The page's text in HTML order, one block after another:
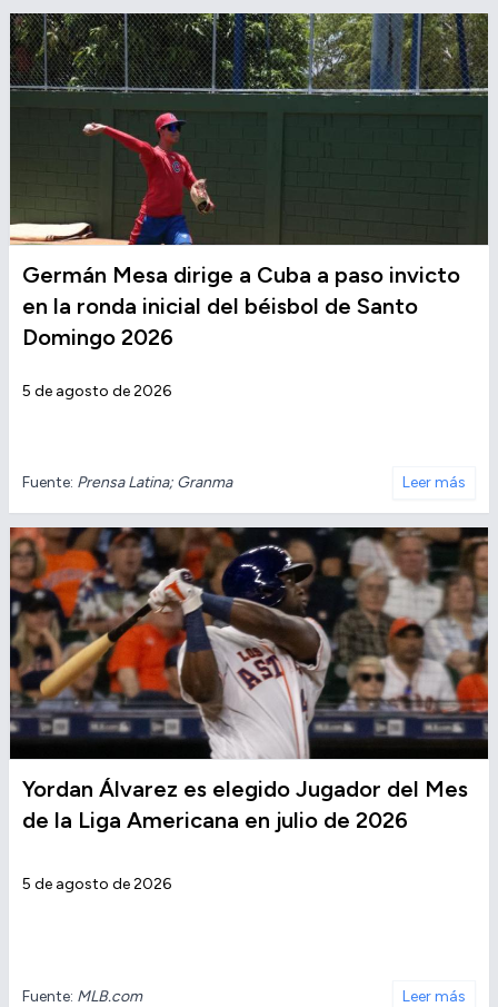
Germán Mesa dirige a Cuba a paso invicto
en la ronda inicial del béisbol de Santo
Domingo 2026
5 de agosto de 2026
Fuente: Prensa Latina; Granma Leer más
Yordan Álvarez es elegido Jugador del Mes
de la Liga Americana en julio de 2026
5 de agosto de 2026
Fuente: MLB.com Leer más